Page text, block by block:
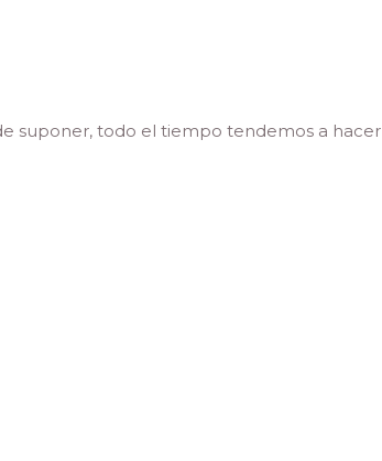
suponer, todo el tiempo tendemos a hacer